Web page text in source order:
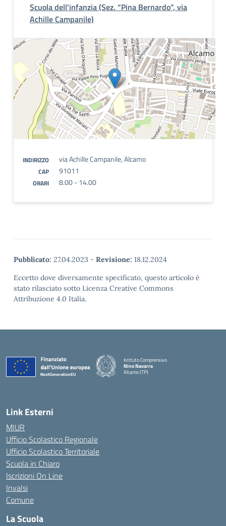
Scuola dell'infanzia (Sez. “Pina Bernardo”, via
Achille Campanile)
INDIRIZZO via Achille Campanile, Alcamo
CAP 91011
ORARI 8.00 - 14.00
Pubblicato: 27.04.2023 - Revisione: 18.12.2024
Eccetto dove diversamente specificato, questo articolo è
stato rilasciato sotto Licenza Creative Commons
Attribuzione 4.0 Italia.
Istituto Comprensivo
Nino Navarra
Alcamo (TP)
Link Esterni
MIUR
Ufficio Scolastico Regionale
Ufficio Scolastico Territoriale
Scuola in Chiaro
Iscrizioni On Line
Invalsi
Comune
La Scuola